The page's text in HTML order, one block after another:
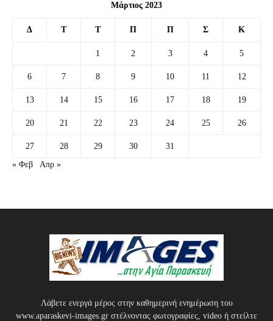
Μάρτιος 2023
Δ Τ Τ Π Π Σ Κ
1 2 3 4 5
6 7 8 9 10 11 12
13 14 15 16 17 18 19
20 21 22 23 24 25 26
27 28 29 30
31
« Φεβ
Απρ »
Λάβετε ενεργά μέρος στην καθημερινή ενημέρωση του
www.aparaskevi-images.gr στέλνοντας φωτογραφίες, video ή στείλτε